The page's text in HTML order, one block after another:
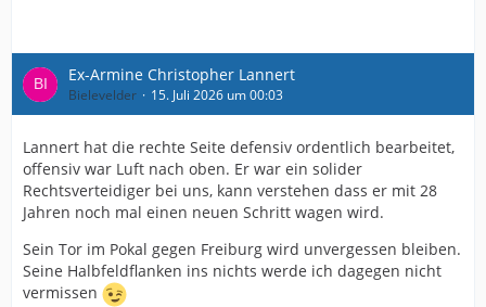
Ex-Armine Christopher Lannert
Bielevelder 15. Juli 2026 um 00:03
Lannert hat die rechte Seite defensiv ordentlich bearbeitet,
offensiv war Luft nach oben. Er war ein solider
Rechtsverteidiger bei uns, kann verstehen dass er mit 28
Jahren noch mal einen neuen Schritt wagen wird.
Sein Tor im Pokal gegen Freiburg wird unvergessen bleiben.
Seine Halbfeldflanken ins nichts werde ich dagegen nicht
vermissen